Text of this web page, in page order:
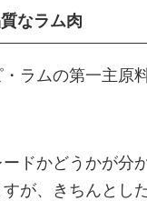
なラム肉
ラムの第一主原
ドかどうかが分
が、きちんとし